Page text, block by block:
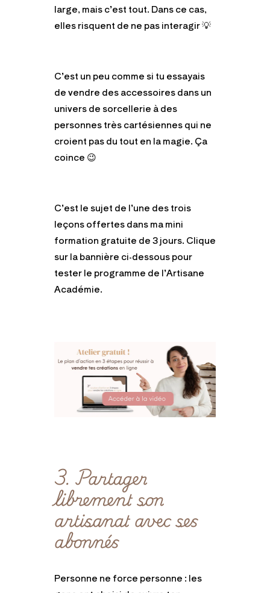
large, mais c’est tout. Dans ce cas,
elles risquent de ne pas interagir 💡
C’est un peu comme si tu essayais
de vendre des accessoires dans un
univers de sorcellerie à des
personnes très cartésiennes qui ne
croient pas du tout en la magie. Ça
coince 😉
C’est le sujet de l’une des trois
leçons offertes dans ma mini
formation gratuite de 3 jours. Clique
sur la bannière ci-dessous pour
tester le programme de l’Artisane
Académie.
3. Partager
librement son
artisanat avec ses
abonnés
Personne ne force personne : les